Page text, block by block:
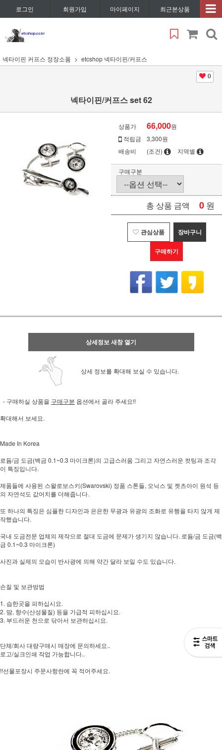
로그인 회원가입 마이페이지 최근본상품
넥타이핀 커프스 정장소품 etcshop 넥타이핀/커프스
0
넥타이핀/커프스 set 62
상품가 66,000원
적립금
3,300원
배송비
(조건) 지역별
구매구분
총 상품 금액 0 원
관심상품 장바구니
구매하기
상세정보 새창 열기
상세 정보를 확대해 보실 수 있습니다.
- 구매하실 상품을 구매구분 옵션에서 골라 주세요!!
확대해서 보세요.
Made In Korea
로듐/금 도금(백금 0.1~0.3 마이크론)의 고급스러움 그리고 자연스러운 컷팅과 조각
이 특징입니다.
제품들에 사용된 스왈로보스키(Swarovski) 정품 스톤들, 오닉스 및 켓츠아이 원석 등
의 자연석도 값어치를 더해줍니다.
또 하나의 특징은 심플한 디자인과 은은한 무광과 유광의 조화로 유행을 타지 않게 제
작했습니다.
국내 도금전문 업체의 제작으로 절대 도금에 문제가 생기지 않습니다. 로듐/금 도금(백
금 0.1~0.3 마이크론)
사진과 실제의 모습이 반사광에 의해 약간 달라 보일 수도 있습니다.
손질 및 보관방법
1. 습한곳을 피하십시요.
2. 땀, 향수(산성물질) 등을 가급적 피하십시요.
3. 부드러운 천으로 닦아서 보관하십시요.
단체/회사 대량구매시 매장에 문의하세요..
로고/실크인쇄 작업 가능합니다..
!!선물포장시 주문사항란에 꼭 적어주세요.